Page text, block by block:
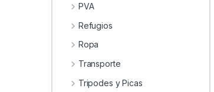
PVA
Refugios
Ropa
Transporte
Tripodes y Picas